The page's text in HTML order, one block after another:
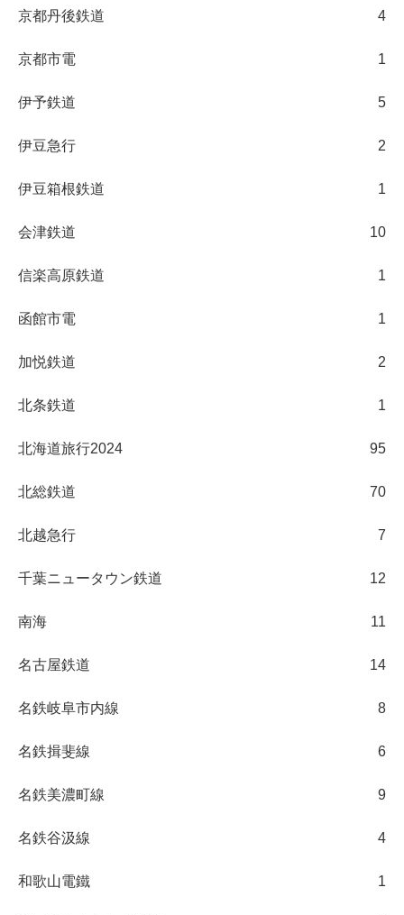
京都丹後鉄道 4
京都市電 1
伊予鉄道 5
伊豆急行 2
伊豆箱根鉄道 1
会津鉄道 10
信楽高原鉄道 1
函館市電 1
加悦鉄道 2
北条鉄道 1
北海道旅行2024 95
北総鉄道 70
北越急行 7
千葉ニュータウン鉄道 12
南海 11
名古屋鉄道 14
名鉄岐阜市内線 8
名鉄揖斐線 6
名鉄美濃町線 9
名鉄谷汲線 4
和歌山電鐵 1